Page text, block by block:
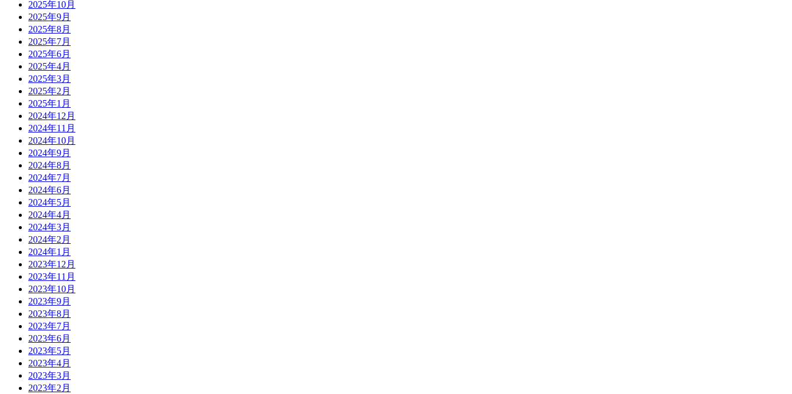
2025年10月
2025年9月
2025年8月
2025年7月
2025年6月
2025年4月
2025年3月
2025年2月
2025年1月
2024年12月
2024年11月
2024年10月
2024年9月
2024年8月
2024年7月
2024年6月
2024年5月
2024年4月
2024年3月
2024年2月
2024年1月
2023年12月
2023年11月
2023年10月
2023年9月
2023年8月
2023年7月
2023年6月
2023年5月
2023年4月
2023年3月
2023年2月